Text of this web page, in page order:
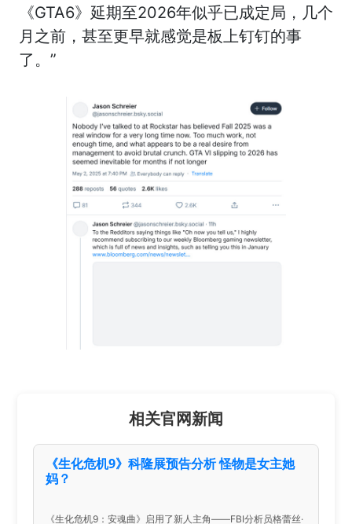
《GTA6》延期至2026年似乎已成定局，几个
月之前，甚至更早就感觉是板上钉钉的事
了。”
相关官网新闻
《生化危机9》科隆展预告分析 怪物是女主她
妈？
《生化危机9：安魂曲》启用了新人主角——FBI分析员格蕾丝·